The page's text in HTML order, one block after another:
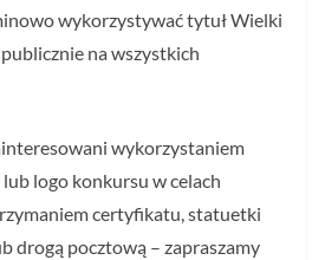
wykorzystywać tytuł Wielki
na wszystkich
wykorzystaniem
logo konkursu w celach
certyfikatu, statuetki
drogą pocztową – zapraszamy